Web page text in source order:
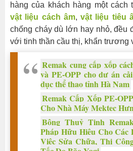
thời
gian
mà
còn
thiểu
hàng của khách hàng một cách
vật liệu cách âm,vật liệu tiêu
chống cháy dù lớn hay nhỏ, đều
với tinh thần cầu thị, khẩn trương
Remak cung cấp xốp
và PE-OPP cho dự án
dục thể thao tỉnh Hà Nam
Remak Cấp Xốp PE-
Cho Nhà Máy Mektec
Bông Thuỷ Tinh
Pháp Hữu Hiệu Cho Các
Việc Sửa Chữa, Thi